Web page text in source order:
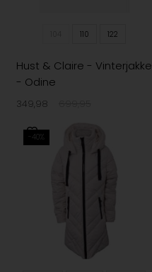
110 122
Hust & Claire - Vinterjakke
- Odine
349,98
-40%